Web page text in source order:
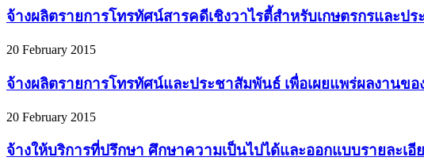
จ้างผลิตรายการโทรทัศน์สารคดีเชิงวาไรตี้สำหรับเกษตรกรและ
20 February 2015
จ้างผลิตรายการโทรทัศน์และประชาสัมพันธ์ เพื่อเผยแพร่ผลงาน
20 February 2015
จ้างให้บริการที่ปรึกษา ศึกษาความเป็นไปได้และออกแบบรายละ